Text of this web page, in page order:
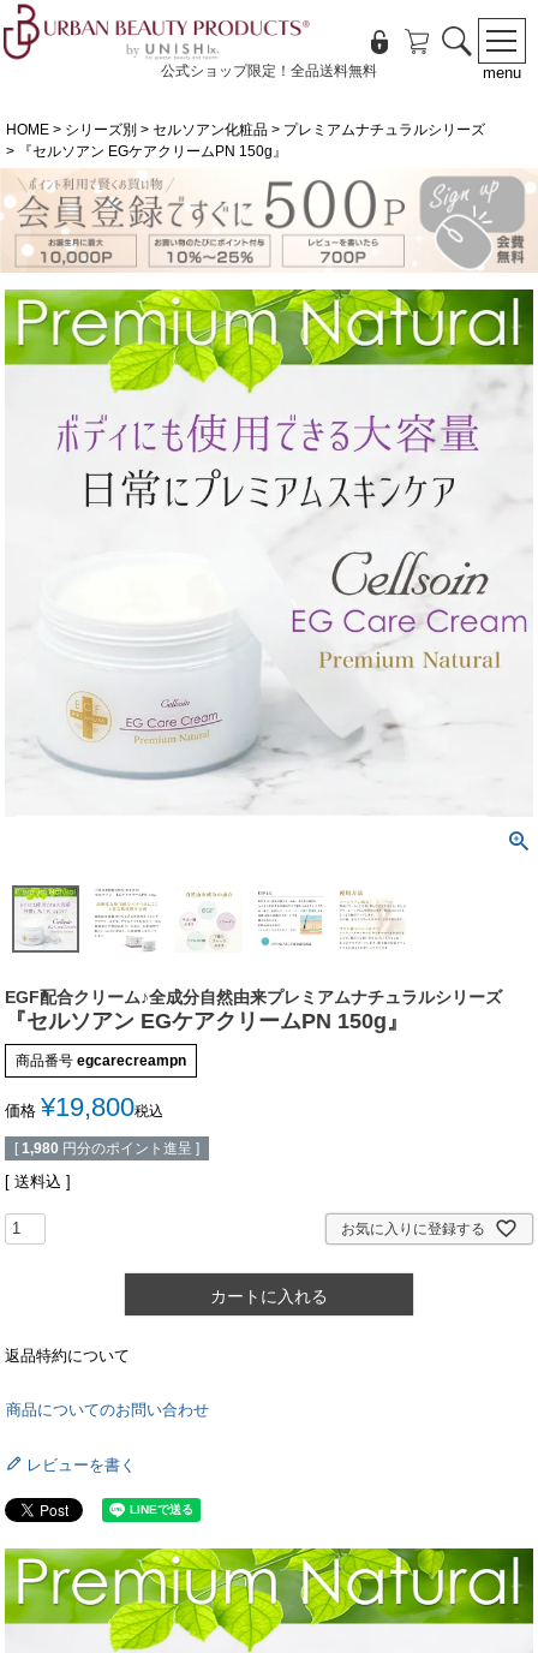
menu
公式ショップ限定！全品送料無料
HOME シリーズ別 セルソアン化粧品
プレミアムナチュラルシリーズ
『セルソアン EGケアクリームPN 150g』
EGF配合クリーム♪全成分自然由来プレミアムナチュラルシリーズ
『セルソアン EGケアクリームPN 150g』
商品番号 egcarecreampn
価格 ¥19,800税込
[ 1,980 円分のポイント進呈 ]
送料込
お気に入りに登録する
カートに入れる
返品特約について
商品についてのお問い合わせ
レビューを書く